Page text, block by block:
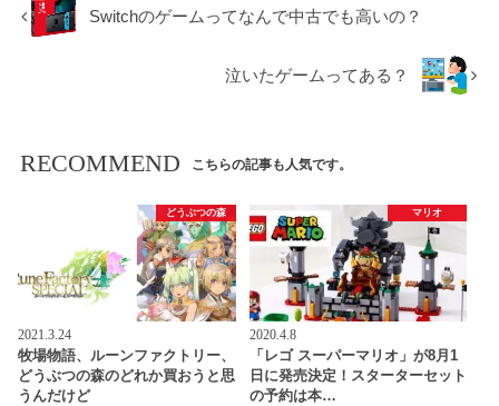
Switchのゲームってなんで中古でも高いの？
泣いたゲームってある？
RECOMMEND こちらの記事も人気です。
どうぶつの森
2021.3.24
牧場物語、ルーンファクトリー、
どうぶつの森のどれか買おうと思
うんだけど
マリオ
2020.4.8
「レゴ スーパーマリオ」が8月1
日に発売決定！スターターセット
の予約は本…